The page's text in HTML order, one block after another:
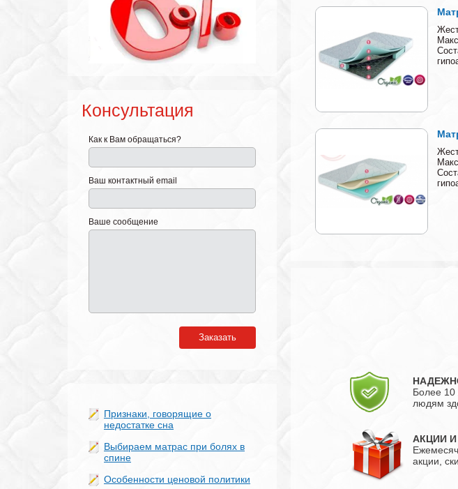
Консультация
Как к Вам обращаться?
Ваш контактный email
Ваше сообщение
Заказать
Признаки, говорящие о
недостатке сна
Выбираем матрас при болях в
спине
Особенности ценовой политики
Более
людям
АКЦИИ
акции,